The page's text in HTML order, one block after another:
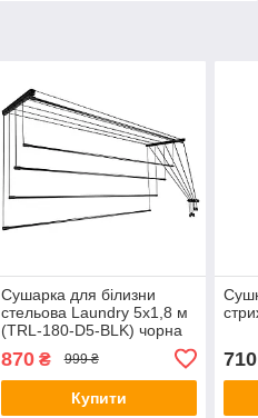
Сушарка для білизни
стельова Laundry 5х1,8 м
(TRL-180-D5-BLK) чорна
870₴ 999 ₴
Купити
710